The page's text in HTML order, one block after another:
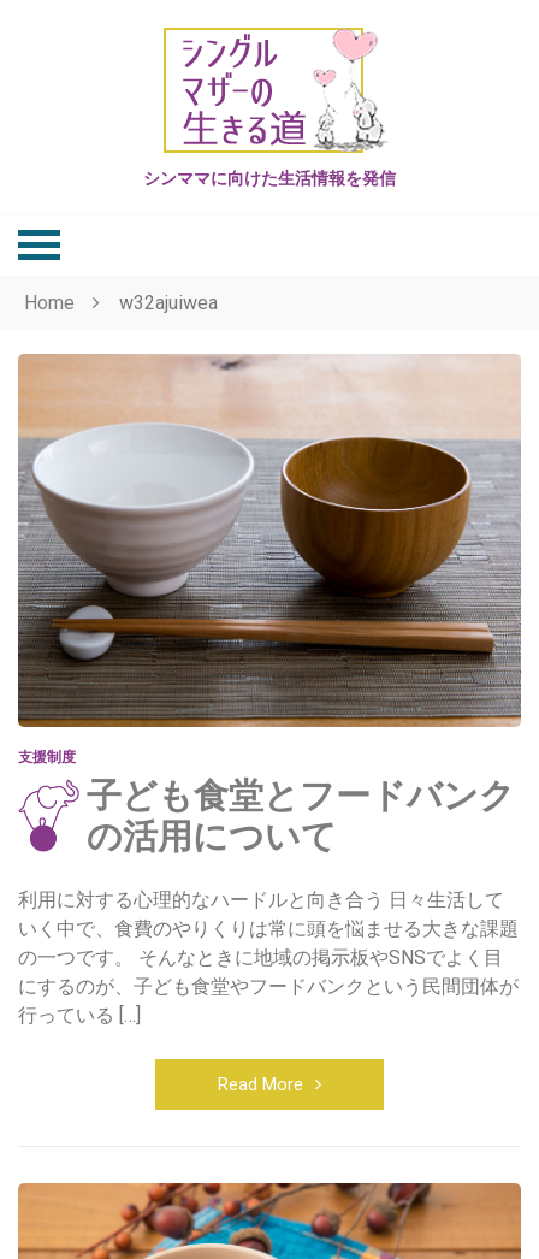
シンママに向けた生活情報を発信
Home w32ajuiwea
支援制度
子ども食堂とフードバンク
の活用について
利用に対する心理的なハードルと向き合う 日々生活して
いく中で、食費のやりくりは常に頭を悩ませる大きな課題
の一つです。 そんなときに地域の掲示板やSNSでよく目
にするのが、子ども食堂やフードバンクという民間団体が
行っている […]
Read More